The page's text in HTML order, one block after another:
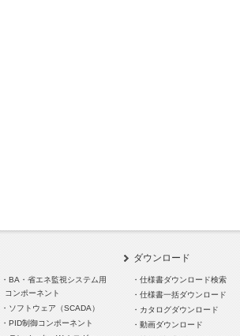
・BA・省エネ監視システム用
コンポーネント
・ソフトウェア（SCADA）
・PID制御コンポーネント
ダウンロード
・仕様書ダウンロード検索
・仕様書一括ダウンロード
・カタログダウンロード
・動画ダウンロード